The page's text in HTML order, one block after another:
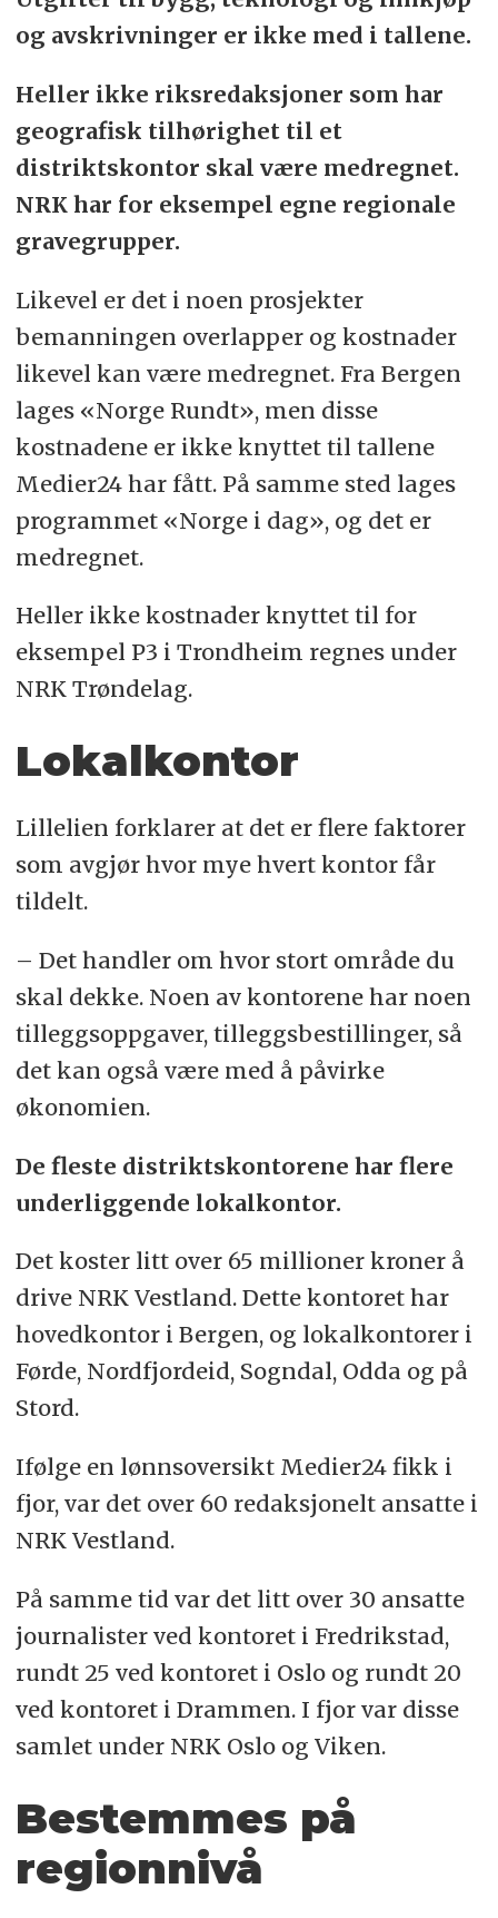
og avskrivninger er ikke med i tallene.
Heller ikke riksredaksjoner som har
geografisk tilhørighet til et
distriktskontor skal være medregnet.
NRK har for eksempel egne regionale
gravegrupper.
Likevel er det i noen prosjekter
bemanningen overlapper og kostnader
likevel kan være medregnet. Fra Bergen
lages «Norge Rundt», men disse
kostnadene er ikke knyttet til tallene
Medier24 har fått. På samme sted lages
programmet «Norge i dag», og det er
medregnet.
Heller ikke kostnader knyttet til for
eksempel P3 i Trondheim regnes under
NRK Trøndelag.
Lokalkontor
Lillelien forklarer at det er flere faktorer
som avgjør hvor mye hvert kontor får
tildelt.
– Det handler om hvor stort område du
skal dekke. Noen av kontorene har noen
tilleggsoppgaver, tilleggsbestillinger, så
det kan også være med å påvirke
økonomien.
De fleste distriktskontorene har flere
underliggende lokalkontor.
Det koster litt over 65 millioner kroner å
drive NRK Vestland. Dette kontoret har
hovedkontor i Bergen, og lokalkontorer i
Førde, Nordfjordeid, Sogndal, Odda og på
Stord.
Ifølge en lønnsoversikt Medier24 fikk i
fjor, var det over 60 redaksjonelt ansatte i
NRK Vestland.
På samme tid var det litt over 30 ansatte
journalister ved kontoret i Fredrikstad,
rundt 25 ved kontoret i Oslo og rundt 20
ved kontoret i Drammen. I fjor var disse
samlet under NRK Oslo og Viken.
Bestemmes på
regionnivå